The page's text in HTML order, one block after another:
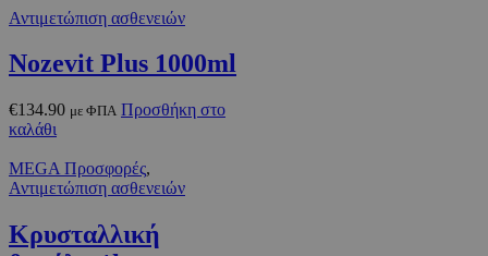
Αντιμετώπιση ασθενειών
Nozevit Plus 1000ml
€134.90 με ΦΠΑ Προσθήκη στο
καλάθι
MEGA Προσφορές,
Αντιμετώπιση ασθενειών
Κρυσταλλική